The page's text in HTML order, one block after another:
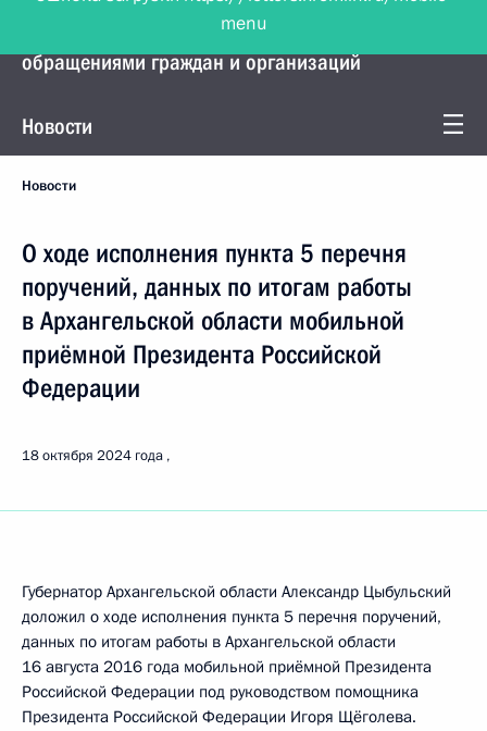
Управление Президента по работе с
обращениями граждан и организаций
Новости
Новости
О ходе исполнения пункта 5 перечня
поручений, данных по итогам работы
в Архангельской области мобильной
приёмной Президента Российской
Федерации
18 октября 2024 года
Губернатор Архангельской области Александр Цыбульский
доложил о ходе исполнения пункта 5 перечня поручений,
данных по итогам работы в Архангельской области
16 августа 2016 года мобильной приёмной Президента
Российской Федерации под руководством помощника
Президента Российской Федерации Игоря Щёголева.
menu